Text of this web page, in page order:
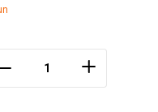
＋